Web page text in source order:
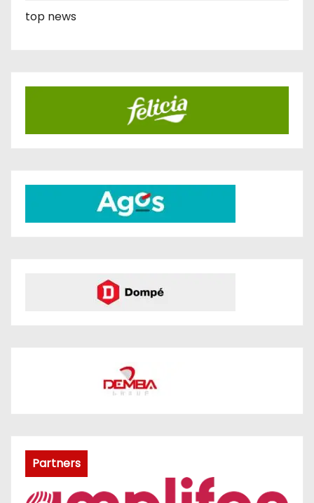
top news
Partners